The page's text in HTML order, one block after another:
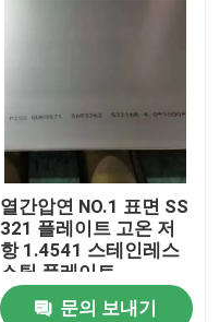
열간압연 NO.1 표면 SS
321 플레이트 고온 저
항 1.4541 스테인레스
스틸 플레이트
문의 보내기